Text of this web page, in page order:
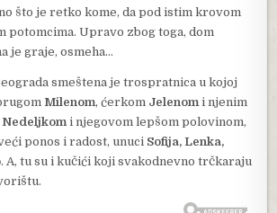
što je retko kome, da pod istim krovom
potomcima. Upravo zbog toga, dom
je graje, osmeha…
smeštena je trospratnica u kojoj
Milenom, ćerkom Jelenom i njenim
Nedeljkom i njegovom lepšom polovinom,
ponos i radost, unuci Sofija, Lenka,
. A, tu su i kučići koji svakodnevno trčkaraju